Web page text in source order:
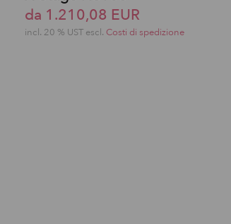
da 1.210,08 EUR
incl. 20 % UST escl. Costi di spedizione